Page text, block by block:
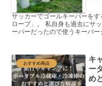
サッカーでゴールキーパーを
ローブ」。 私自身も過去にサ
ーパーだったので使うキーパ
おすすめ商品
キ
ー
め